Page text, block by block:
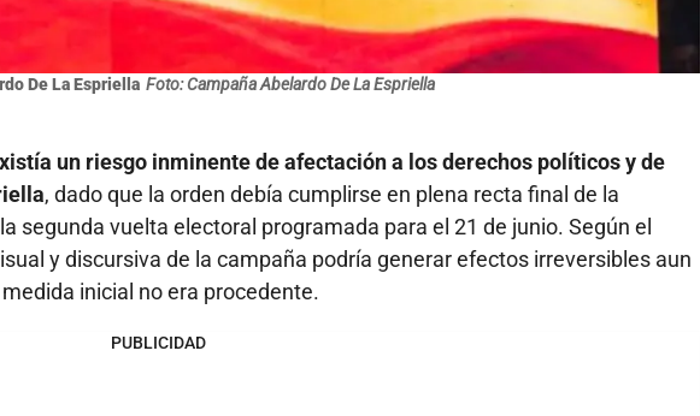
De La Espriella Foto: Campaña Abelardo De La Espriella
un riesgo inminente de afectación a los derechos políticos y de
, dado que la orden debía cumplirse en plena recta final de la
segunda vuelta electoral programada para el 21 de junio. Según el
y discursiva de la campaña podría generar efectos irreversibles aun
inicial no era procedente.
PUBLICIDAD